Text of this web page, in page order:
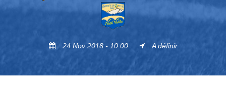
24 Nov 2018 - 10:00 A définir